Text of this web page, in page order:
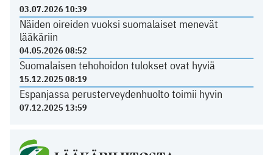
03.07.2026 10:39
Näiden oireiden vuoksi suomalaiset menevät
lääkäriin
04.05.2026 08:52
Suomalaisen tehohoidon tulokset ovat hyviä
15.12.2025 08:19
Espanjassa perusterveydenhuolto toimii hyvin
07.12.2025 13:59